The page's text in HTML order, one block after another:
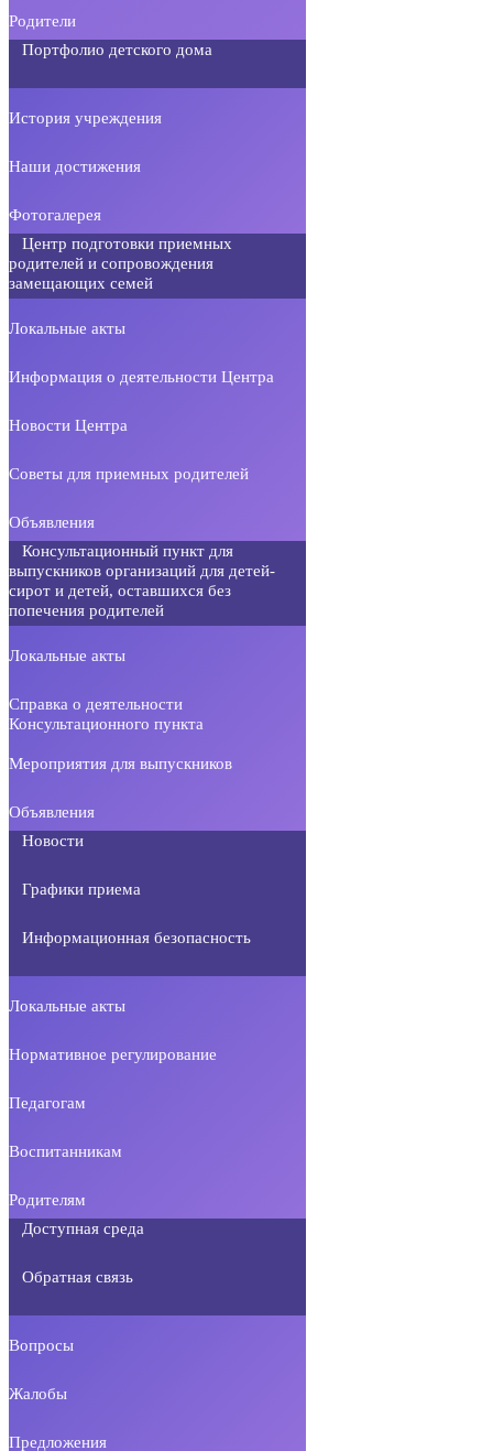
Родители
Портфолио детского дома
История учреждения
Наши достижения
Фотогалерея
Центр подготовки приемных
родителей и сопровождения
замещающих семей
Локальные акты
Информация о деятельности Центра
Новости Центра
Советы для приемных родителей
Объявления
Консультационный пункт для
выпускников организаций для детей-
сирот и детей, оставшихся без
попечения родителей
Локальные акты
Справка о деятельности
Консультационного пункта
Мероприятия для выпускников
Объявления
Новости
Графики приема
Информационная безопасность
Локальные акты
Нормативное регулирование
Педагогам
Воспитанникам
Родителям
Доступная среда
Обратная связь
Вопросы
Жалобы
Предложения